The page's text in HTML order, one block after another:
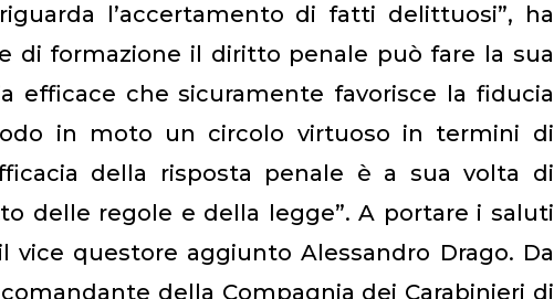
l’accertamento di fatti delittuosi”, ha
di formazione il diritto penale può fare la sua
efficace che sicuramente favorisce la fiducia
in moto un circolo virtuoso in termini di
della risposta penale è a sua volta di
delle regole e della legge”. A portare i saluti
vice questore aggiunto Alessandro Drago. Da
della Compagnia dei Carabinieri di